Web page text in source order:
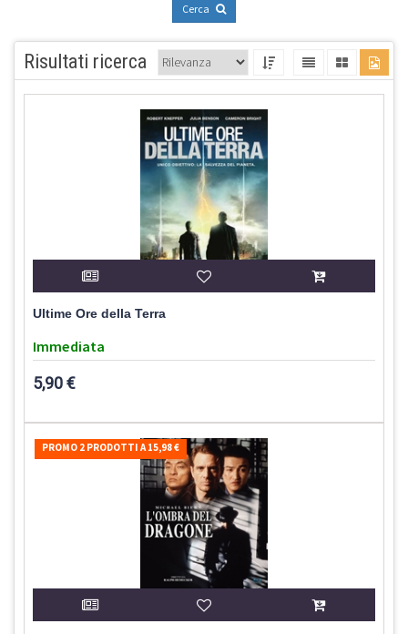
Cerca
Risultati ricerca
Ultime Ore della Terra
Immediata
5,90 €
PROMO 2 PRODOTTI A 15,98 €